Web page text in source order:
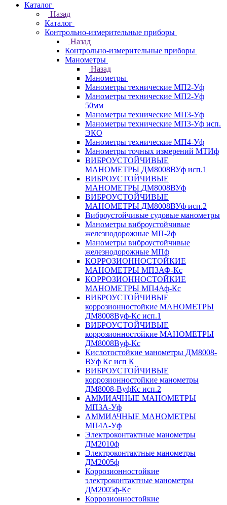
Каталог
Назад
Каталог
Контрольно-измерительные приборы
Назад
Контрольно-измерительные приборы
Манометры
Назад
Манометры
Манометры технические МП2-Уф
Манометры технические МП2-Уф
50мм
Манометры технические МП3-Уф
Манометры технические МП3-Уф исп.
ЭКО
Манометры технические МП4-Уф
Манометры точных измерений МТИф
ВИБРОУСТОЙЧИВЫЕ
МАНОМЕТРЫ ДМ8008ВУф исп.1
ВИБРОУСТОЙЧИВЫЕ
МАНОМЕТРЫ ДМ8008ВУф
ВИБРОУСТОЙЧИВЫЕ
МАНОМЕТРЫ ДМ8008ВУф исп.2
Виброустойчивые судовые манометры
Манометры виброустойчивые
железнодорожные МП-2ф
Манометры виброустойчивые
железнодорожные МПф
КОРРОЗИОННОСТОЙКИЕ
МАНОМЕТРЫ МП3АФ-Кс
КОРРОЗИОННОСТОЙКИЕ
МАНОМЕТРЫ МП4Аф-Кс
ВИБРОУСТОЙЧИВЫЕ
коррозионностойкие МАНОМЕТРЫ
ДМ8008Вуф-Кс исп.1
ВИБРОУСТОЙЧИВЫЕ
коррозионностойкие МАНОМЕТРЫ
ДМ8008Вуф-Кс
Кислотостойкие манометры ДМ8008-
ВУф Кс исп К
ВИБРОУСТОЙЧИВЫЕ
коррозионностойкие манометры
ДМ8008-ВуфКс исп.2
АММИАЧНЫЕ МАНОМЕТРЫ
МП3А-Уф
АММИАЧНЫЕ МАНОМЕТРЫ
МП4А-Уф
Электроконтактные манометры
ДМ2010ф
Электроконтактные манометры
ДМ2005ф
Коррозионностойкие
электроконтактные манометры
ДМ2005ф-Кс
Коррозионностойкие